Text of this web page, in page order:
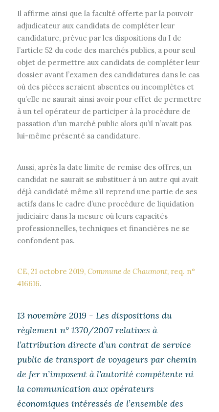
Il affirme ainsi que la faculté offerte par la pouvoir
adjudicateur aux candidats de compléter leur
candidature, prévue par les dispositions du I de
l’article 52 du code des marchés publics, a pour seul
objet de permettre aux candidats de compléter leur
dossier avant l’examen des candidatures dans le cas
où des pièces seraient absentes ou incomplètes et
qu’elle ne saurait ainsi avoir pour effet de permettre
à un tel opérateur de participer à la procédure de
passation d’un marché public alors qu’il n’avait pas
lui-même présenté sa candidature.
Aussi, après la date limite de remise des offres, un
candidat ne saurait se substituer à un autre qui avait
déjà candidaté même s’il reprend une partie de ses
actifs dans le cadre d’une procédure de liquidation
judiciaire dans la mesure où leurs capacités
professionnelles, techniques et financières ne se
confondent pas.
CE, 21 octobre 2019, Commune de Chaumont, req. n°
416616.
13 novembre 2019 - Les dispositions du
règlement n° 1370/2007 relatives à
l’attribution directe d’un contrat de service
public de transport de voyageurs par chemin
de fer n’imposent à l’autorité compétente ni
la communication aux opérateurs
économiques intéressés de l’ensemble des